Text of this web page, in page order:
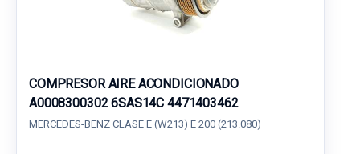
COMPRESOR AIRE ACONDICIONADO
A0008300302 6SAS14C 4471403462
MERCEDES-BENZ CLASE E (W213) E 200 (213.080)